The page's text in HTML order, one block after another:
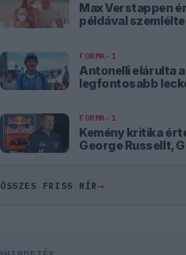
Max Verstappen
példával
FORMA-1
Antonelli elárulta a
legfontosabb
FORMA-1
Kemény kritika
George Russellt,
ÖSSZES FRISS HÍR→